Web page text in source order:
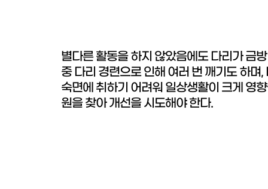
별다른 활동을 하지 않았음에도 다리가 금
중 다리 경련으로 인해 여러 번 깨기도 하
숙면에 취하기 어려워 일상생활이 크게 영
원을 찾아 개선을 시도해야 한다.